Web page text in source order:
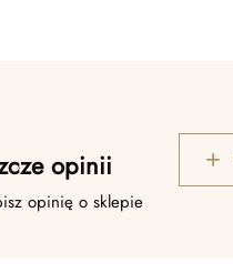
opinii
opinię o sklepie